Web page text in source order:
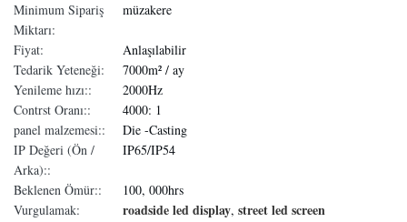
Minimum Sipariş
Miktarı:
müzakere
Fiyat:
Anlaşılabilir
Tedarik Yeteneği:
7000m² / ay
Yenileme hızı::
2000Hz
Contrst Oranı::
4000: 1
panel malzemesi::
Die -Casting
IP Değeri (Ön /
Arka)::
IP65/IP54
Beklenen Ömür::
100, 000hrs
Vurgulamak:
roadside led display, street led screen